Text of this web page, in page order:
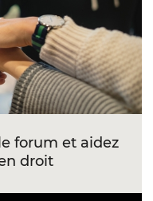
forum et aidez
droit